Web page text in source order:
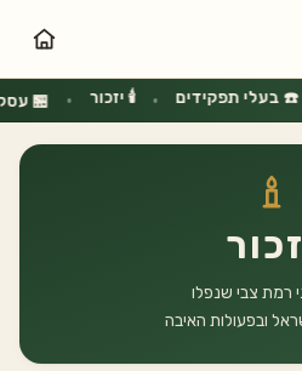
☎️ בעלי תפקידים • 🕯️ יזכור •
🏪
רמת צבי שנפלו
ובפעולות האיבה